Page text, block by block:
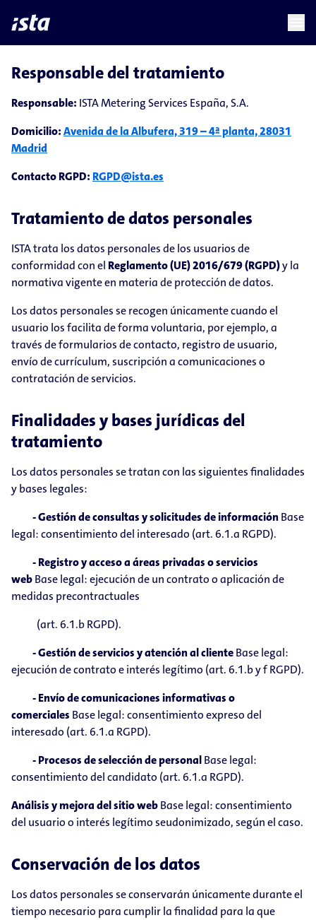
languagechevron_right
Responsable del tratamiento
Responsable: ISTA Metering Services España, S.A.
Domicilio:Avenida de la Albufera, 319 – 4ª planta, 28031
Madrid
Contacto RGPD: RGPD@ista.es
Tratamiento de datos personales
ISTA trata los datos personales de los usuarios de
conformidad con el Reglamento (UE) 2016/679 (RGPD)y la
normativa vigente en materia de protección de datos.
Los datos personales se recogen únicamente cuando el
usuario los facilita de forma voluntaria, por ejemplo, a
través de formularios de contacto, registro de usuario,
envío de currículum, suscripción a comunicaciones o
contratación de servicios.
Finalidades y bases jurídicas del
tratamiento
Los datos personales se tratan con las siguientes finalidades
y bases legales:
- Gestión de consultas y solicitudes de informaciónBase
legal: consentimiento del interesado (art. 6.1.a RGPD).
- Registro y acceso a áreas privadas o servicios
webBase legal: ejecución de un contrato o aplicación de
medidas precontractuales
(art. 6.1.b RGPD).
- Gestión de servicios y atención al clienteBase legal:
ejecución de contrato e interés legítimo (art. 6.1.b y f RGPD).
- Envío de comunicaciones informativas o
comerciales Base legal: consentimiento expreso del
interesado (art. 6.1.a RGPD).
- Procesos de selección de personalBase legal:
consentimiento del candidato (art. 6.1.a RGPD).
Análisis y mejora del sitio webBase legal: consentimiento
del usuario o interés legítimo seudonimizado, según el caso.
Conservación de los datos
Los datos personales se conservarán únicamente durante el
tiempo necesario para cumplir la finalidad para la que